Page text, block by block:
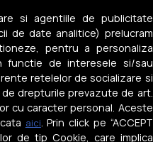
si agentiile de publicitate
de date analitice) prelucram
pentru a personaliza
functie de interesele si/sau
retelelor de socializare si
drepturile prevazute de art.
cu caracter personal. Aceste
aici. Prin click pe “ACCEPT
de tip Cookie, care implica